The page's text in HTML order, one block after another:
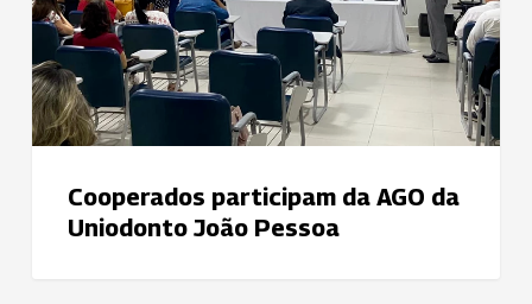
da
comunidade
Pessoa
Cooperados participam da AGO da
Uniodonto João Pessoa